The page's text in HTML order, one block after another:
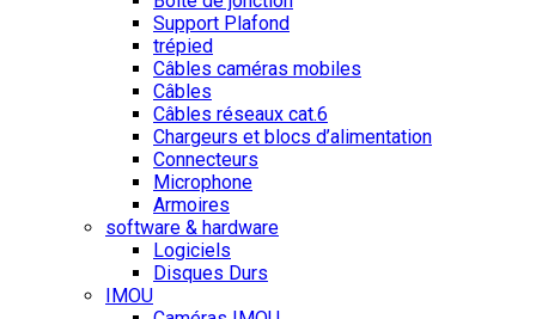
Support Plafond
trépied
Câbles caméras mobiles
Câbles
Câbles réseaux cat.6
Chargeurs et blocs d’alimentation
Connecteurs
Microphone
Armoires
software & hardware
Logiciels
Disques Durs
IMOU